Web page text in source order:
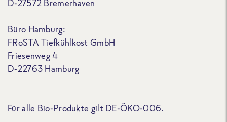
D-27572 Bremerhaven
Büro Hamburg:
FRoSTA Tiefkühlkost GmbH
Friesenweg 4
D-22763 Hamburg
Für alle Bio-Produkte gilt DE-ÖKO-006.